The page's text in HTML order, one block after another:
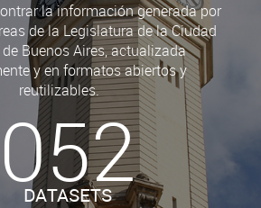
la información generada por
de la Legislatura de la Ciudad
Buenos Aires, actualizada
y en formatos abiertos y
reutilizables.
052
DATASETS